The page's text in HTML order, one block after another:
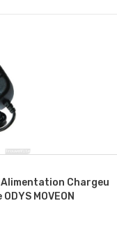
Alimentation Chargeu
MOVEON